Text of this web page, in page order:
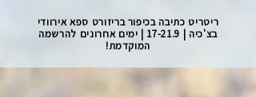
ריטריט כתיבה בכיפור בריזורט ספא אירוודי
בצ'כיה | 17-21.9 | ימים אחרונים להרשמה
המוקדמת!